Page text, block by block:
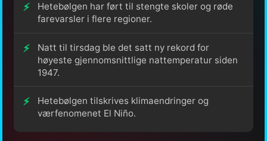
Hetebølgen har ført til stengte skoler og røde
farevarsler i flere regioner.
Natt til tirsdag ble det satt ny rekord for
høyeste gjennomsnittlige nattemperatur siden
1947.
Hetebølgen tilskrives klimaendringer og
værfenomenet El Niño.